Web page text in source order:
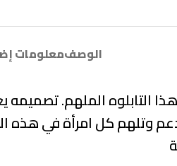
الوصفمعلومات
التابلوه الملهم. تصميمه
وتلهم كل امرأة في هذه